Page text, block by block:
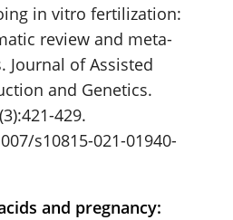
in vitro fertilization:
review and meta-
Journal of Assisted
and Genetics.
429.
s10815-021-01940-
and pregnancy: